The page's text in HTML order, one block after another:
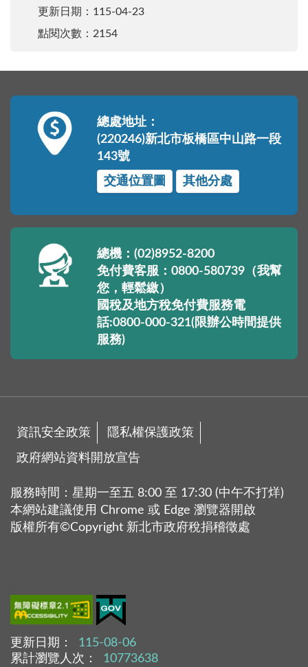
更新日期： 115-04-23
點閱次數：2154
總處地址：
(220246)新北市板橋區中山路一段
143號
交通位置圖
其他分處
總機：(02)8952-8200
免付費客服：0800-580739（我幫
您，輕鬆繳）
國稅及地方稅免付費服務電
話:0800-000-321(限辦公時間提供
服務)
資訊安全政策 隱私權保護政策
政府網站資料開放宣告
服務時間：星期一至五 8:00 至 17:30 (中午不打烊)
本網站建議使用 Chrome 或 Edge 瀏覽器開啟
版權所有©Copyright 新北市政府稅捐稽徵處
更新日期：
115-08-06
累計瀏覽人次：
10773638